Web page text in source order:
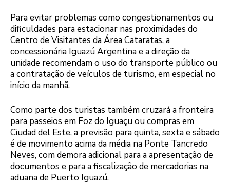
Para evitar problemas como congestionamentos ou
dificuldades para estacionar nas proximidades do
Centro de Visitantes da Área Cataratas, a
concessionária Iguazú Argentina e a direção da
unidade recomendam o uso do transporte público ou
a contratação de veículos de turismo, em especial no
início da manhã.
Como parte dos turistas também cruzará a fronteira
para passeios em Foz do Iguaçu ou compras em
Ciudad del Este, a previsão para quinta, sexta e sábado
é de movimento acima da média na Ponte Tancredo
Neves, com demora adicional para a apresentação de
documentos e para a fiscalização de mercadorias na
aduana de Puerto Iguazú.